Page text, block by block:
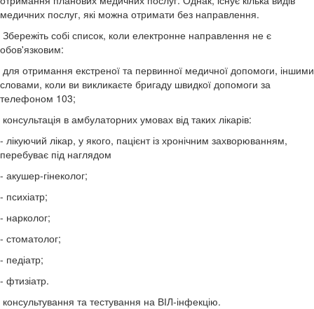
медичних послуг, які можна отримати без направлення.
Збережіть собі список, коли електронне направлення не є
обов'язковим:
для отримання екстреної та первинної медичної допомоги, іншими
словами, коли ви викликаєте бригаду швидкої допомоги за
телефоном 103;
консультація в амбулаторних умовах від таких лікарів:
- лікуючий лікар, у якого, пацієнт із хронічним захворюванням,
перебуває під наглядом
- акушер-гінеколог;
- психіатр;
- нарколог;
- стоматолог;
- педіатр;
- фтизіатр.
консультування та тестування на ВІЛ-інфекцію.